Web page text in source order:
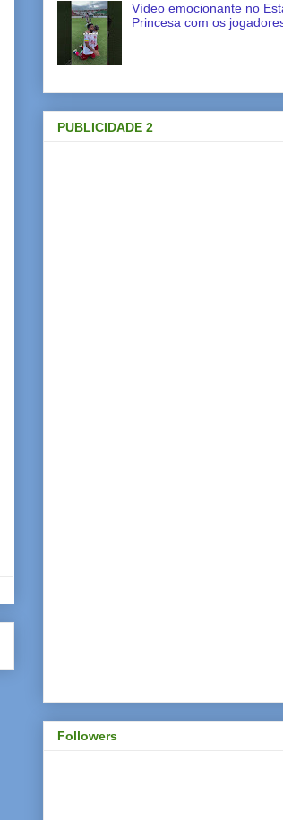
Vídeo emocionante no
Princesa com os
PUBLICIDADE 2
Followers